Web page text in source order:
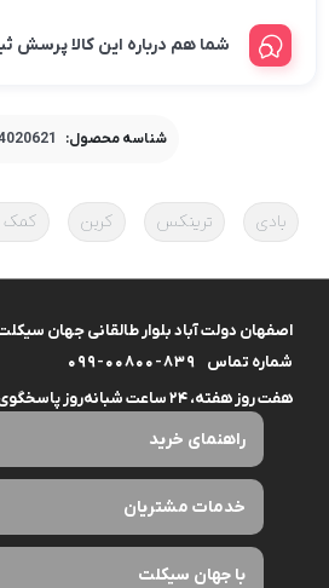
شما هم درباره این کالا پرسش
شناسه محصول:
بادی ترینکس کربن کمک
اصفهان دولت آباد بلوار طالقانی جهان
شماره تماس
099-00800-839
هفت روز هفته، ۲۴ ساعت شبانه‌روز پاسخگوی شما هستیم.
راهنمای خرید
خدمات مشتریان
با جهان سیکلت